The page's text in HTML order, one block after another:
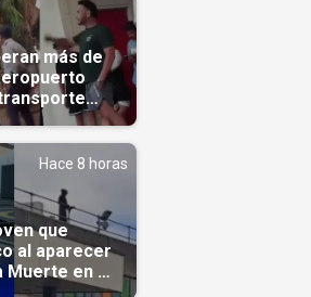
más de
Hace 8 horas
que
al aparecer
en un